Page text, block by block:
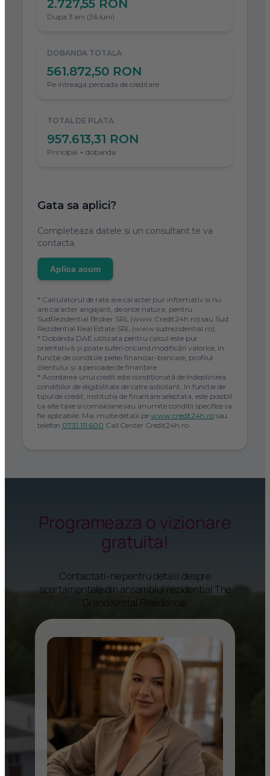
2.727,55 RON
Dupa 3 ani (36 luni)
DOBANDA TOTALA
561.872,50 RON
Pe intreaga perioada de creditare
TOTAL DE PLATA
957.613,31 RON
Principal + dobanda
Gata sa aplici?
Completeaza datele si un consultant te va
contacta.
Aplica acum
* Calculatorul de rate are caracter pur informativ si nu
are caracter angajant, de orice natura, pentru
SudRezidential Broker SRL (www.Credit24h.ro) sau Sud
Rezidential Real Estate SRL (www.sudrezidential.ro);
* Dobânda DAE utilizata pentru calcul este pur
orientativă și poate suferi oricand modificări valorice, în
funcție de conditiile pietei financiar-bancare, profilul
clientului și a perioadei de finanțare.
* Acordarea unui credit este condiţionată de îndeplinirea
condiţiilor de eligibilitate de catre solicitant. In functie de
tipul de credit, institutia de finantare selectata, este posibil
ca alte taxe si comisioane sau anumite conditii specifice sa
fie aplicabile. Mai multe detalii pewww.credit24h.rosau
telefon 0731.111.600 Call Center Credit24h.ro
Programeaza o vizionare
gratuita!
Contactati-ne pentru detalii despre
apartamentele din ansamblul rezidential The
Grand Kirstal Residence.